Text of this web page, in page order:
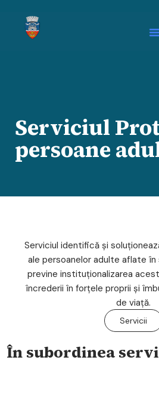
Serviciul
persoane
Serviciul identifică și
ale persoanelor adulte aflate
previne instituționalizarea
încrederii în forțele proprii și
de viață.
Servicii
În subordinea